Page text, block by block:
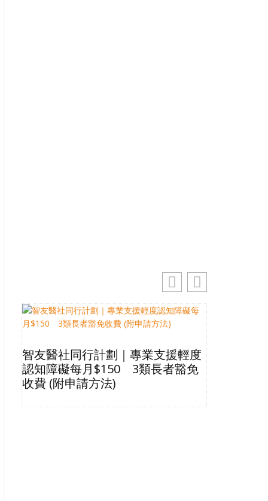
智友醫社同行計劃｜專業支援輕度
認知障礙每月$150 3類長者豁免
收費 (附申請方法)